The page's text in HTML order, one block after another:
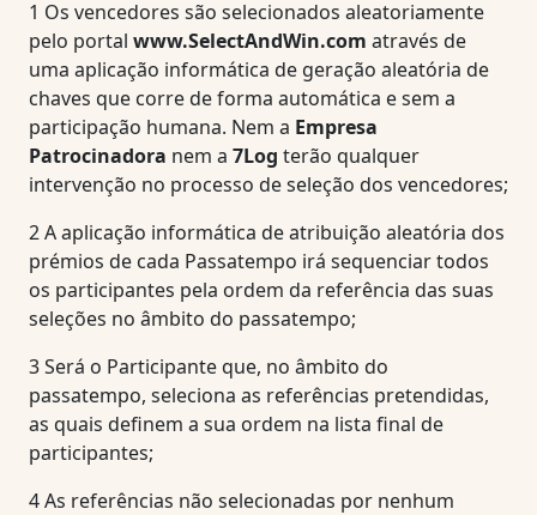
1 Os vencedores são selecionados aleatoriamente
pelo portal www.SelectAndWin.com através de
uma aplicação informática de geração aleatória de
chaves que corre de forma automática e sem a
participação humana. Nem a Empresa
Patrocinadora nem a 7Log terão qualquer
intervenção no processo de seleção dos vencedores;
2A aplicação informática de atribuição aleatória dos
prémios de cada Passatempo irá sequenciar todos
os participantes pela ordem da referência das suas
seleções no âmbito do passatempo;
3Será o Participante que, no âmbito do
passatempo, seleciona as referências pretendidas,
as quais definem a sua ordem na lista final de
participantes;
4As referências não selecionadas por nenhum